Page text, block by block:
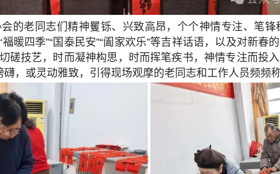
的老同志们精神矍铄、兴致高昂，个个神情专注、笔
暖四季”“国泰民安”“阖家欢乐”等吉祥话语，以及对新
磋技艺，时而凝神构思，时而挥笔疾书，神情专注而投
，或灵动雅致，引得现场观摩的老同志和工作人员频频